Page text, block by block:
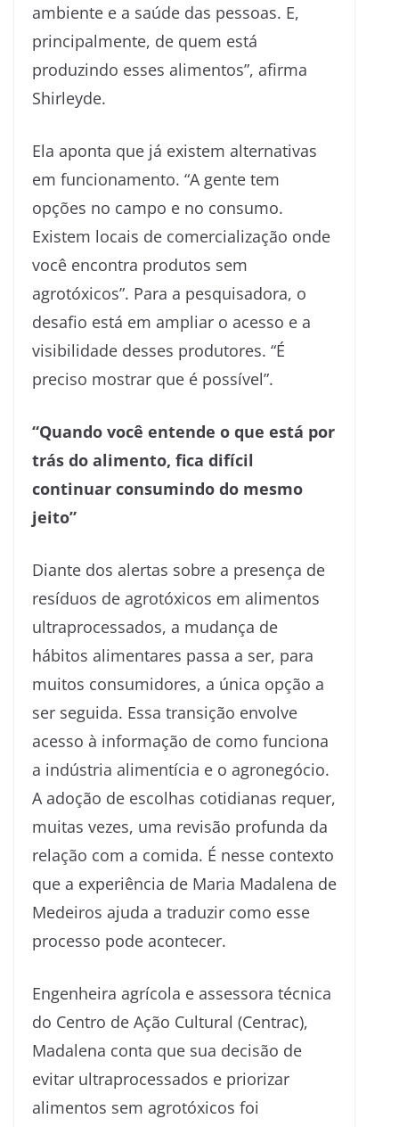
ambiente e a saúde das pessoas. E,
principalmente, de quem está
produzindo esses alimentos”, afirma
Shirleyde.
Ela aponta que já existem alternativas
em funcionamento. “A gente tem
opções no campo e no consumo.
Existem locais de comercialização onde
você encontra produtos sem
agrotóxicos”. Para a pesquisadora, o
desafio está em ampliar o acesso e a
visibilidade desses produtores. “É
preciso mostrar que é possível”.
“Quando você entende o que está por
trás do alimento, fica difícil
continuar consumindo do mesmo
jeito”
Diante dos alertas sobre a presença de
resíduos de agrotóxicos em alimentos
ultraprocessados, a mudança de
hábitos alimentares passa a ser, para
muitos consumidores, a única opção a
ser seguida. Essa transição envolve
acesso à informação de como funciona
a indústria alimentícia e o agronegócio.
A adoção de escolhas cotidianas requer,
muitas vezes, uma revisão profunda da
relação com a comida. É nesse contexto
que a experiência de Maria Madalena de
Medeiros ajuda a traduzir como esse
processo pode acontecer.
Engenheira agrícola e assessora técnica
do Centro de Ação Cultural (Centrac),
Madalena conta que sua decisão de
evitar ultraprocessados e priorizar
alimentos sem agrotóxicos foi